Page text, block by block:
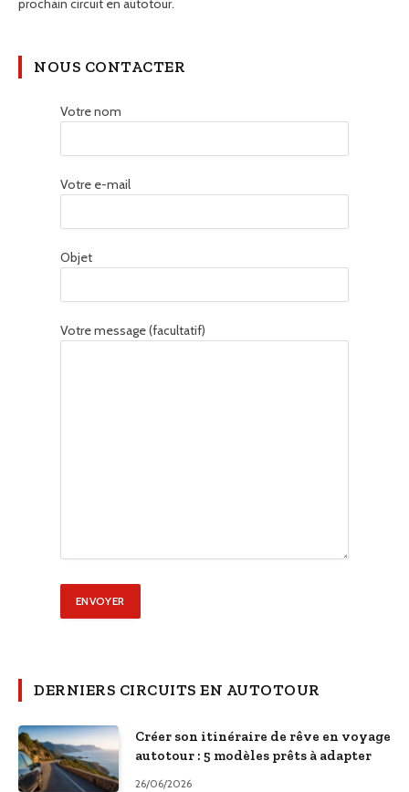
prochain circuit en autotour.
NOUS CONTACTER
Votre nom
Votre e-mail
Objet
Votre message (facultatif)
DERNIERS CIRCUITS EN AUTOTOUR
Créer son itinéraire de rêve en voyage
autotour : 5 modèles prêts à adapter
26/06/2026